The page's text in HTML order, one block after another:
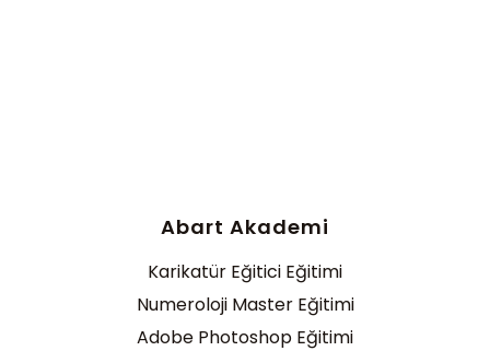
Abart Akademi
Karikatür Eğitici Eğitimi
Numeroloji Master Eğitimi
Adobe Photoshop Eğitimi